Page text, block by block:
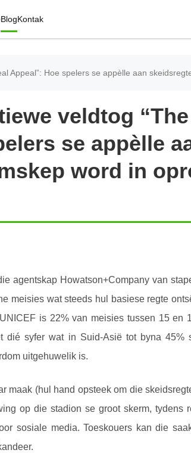
BlogKontak
Appeal”: Hoe spelers se appèlle aan
veldtog
se appèlle
word in
agentskap Howatson+Company van
meisies wat steeds hul basiese regte
is 22% van meisies tussen 15 en
dié syfer wat in Suid-Asië tot byna
uitgehuwelik is.
maak (hul hand opsteek om die
op die stadion se groot skerm, tydens
sosiale media. Toeskouers kan die